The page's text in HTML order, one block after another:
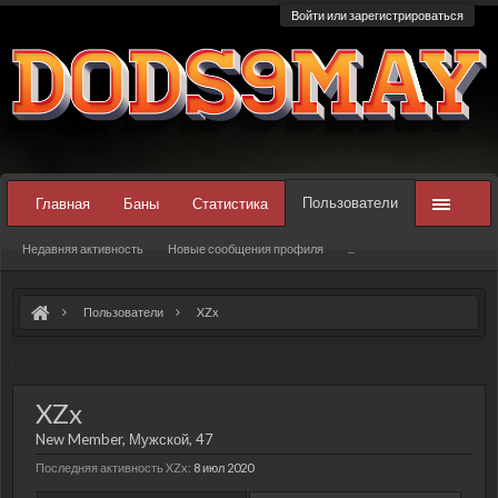
Войти или зарегистрироваться
Пользователи XZx
XZx
New Member, Мужской, 47
Последняя активность XZx: 8 июл 2020
Главная Баны Статистика Пользователи
Недавняя активность Новые сообщения профиля